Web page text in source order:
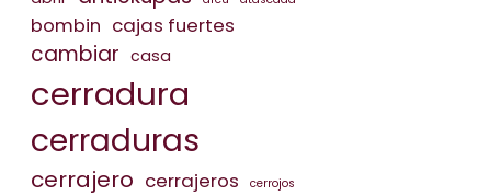
bombin cajas fuertes
cambiar casa
cerradura
cerraduras
cerrajero cerrajeros cerrojos